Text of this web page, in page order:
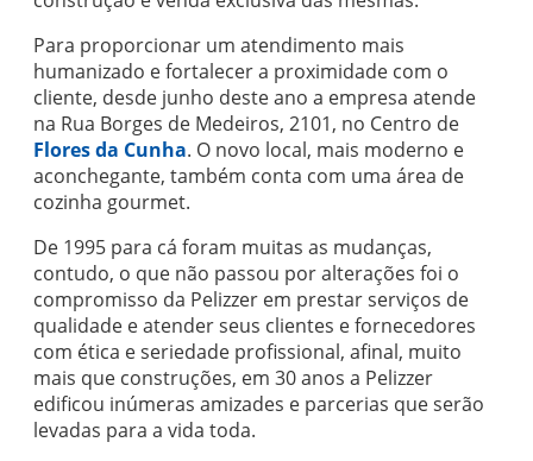
Para proporcionar um atendimento mais
humanizado e fortalecer a proximidade com o
cliente, desde junho deste ano a empresa atende
na Rua Borges de Medeiros, 2101, no Centro de
Flores da Cunha. O novo local, mais moderno e
aconchegante, também conta com uma área de
cozinha gourmet.
De 1995 para cá foram muitas as mudanças,
contudo, o que não passou por alterações foi o
compromisso da Pelizzer em prestar serviços de
qualidade e atender seus clientes e fornecedores
com ética e seriedade profissional, afinal, muito
mais que construções, em 30 anos a Pelizzer
edificou inúmeras amizades e parcerias que serão
levadas para a vida toda.